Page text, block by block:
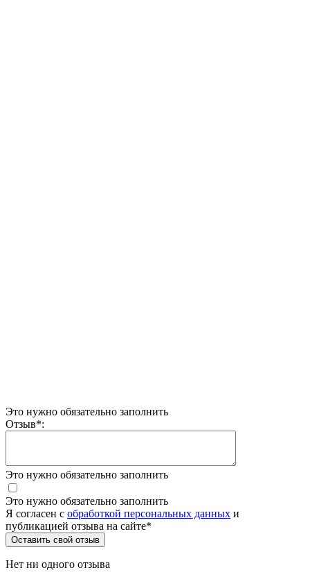
Это нужно обязательно заполнить
Отзыв*:
Это нужно обязательно заполнить
Это нужно обязательно заполнить
Я согласен c обработкой персональных данных и
публикацией отзыва на сайте*
Нет ни одного отзыва